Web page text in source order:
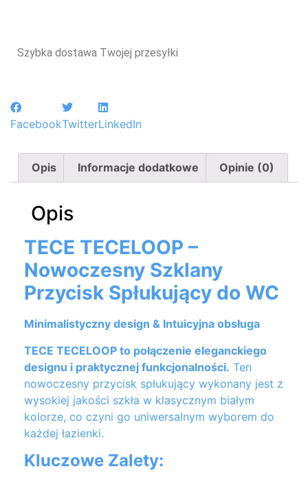
FacebookTwitterLinkedIn
Szybka dostawa Twojej przesyłki
Opis Informacje dodatkowe Opinie (0)
Opis
TECE TECELOOP –
Nowoczesny Szklany
Przycisk Spłukujący do WC
Minimalistyczny design & Intuicyjna obsługa
TECE TECELOOP to połączenie eleganckiego
designu i praktycznej funkcjonalności. Ten
nowoczesny przycisk spłukujący wykonany jest z
wysokiej jakości szkła w klasycznym białym
kolorze, co czyni go uniwersalnym wyborem do
każdej łazienki.
Kluczowe Zalety: